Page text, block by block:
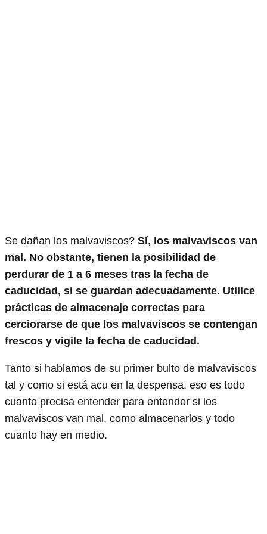
Se dañan los malvaviscos? Sí, los malvaviscos van
mal. No obstante, tienen la posibilidad de
perdurar de 1 a 6 meses tras la fecha de
caducidad, si se guardan adecuadamente. Utilice
prácticas de almacenaje correctas para
cerciorarse de que los malvaviscos se contengan
frescos y vigile la fecha de caducidad.
Tanto si hablamos de su primer bulto de malvaviscos
tal y como si está acu en la despensa, eso es todo
cuanto precisa entender para entender si los
malvaviscos van mal, como almacenarlos y todo
cuanto hay en medio.